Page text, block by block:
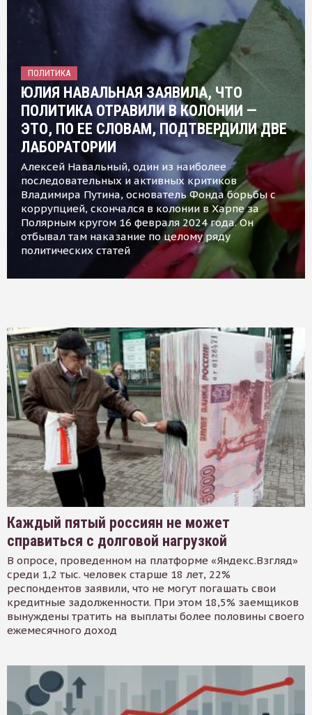
ПОЛИТИКА
ЮЛИЯ НАВАЛЬНАЯ ЗАЯВИЛА, ЧТО
ПОЛИТИКА ОТРАВИЛИ В КОЛОНИИ —
ЭТО, ПО ЕЕ СЛОВАМ, ПОДТВЕРДИЛИ ДВЕ
ЛАБОРАТОРИИ
Алексей Навальный, один из наиболее
последовательных и активных критиков
Владимира Путина, основатель Фонда борьбы с
коррупцией, скончался в колонии в Харпе за
Полярным кругом 16 февраля 2024 года. Он
отбывал там наказание по целому ряду
политических статей
Каждый пятый россиян не может
справиться с долговой нагрузкой
В опросе, проведенном на платформе «Яндекс.Взгляд»
среди 1,2 тыс. человек старше 18 лет, 22%
респондентов заявили, что не могут погашать свои
кредитные задолженности. При этом 18,5% заемщиков
вынуждены тратить на выплаты более половины своего
ежемесячного доход